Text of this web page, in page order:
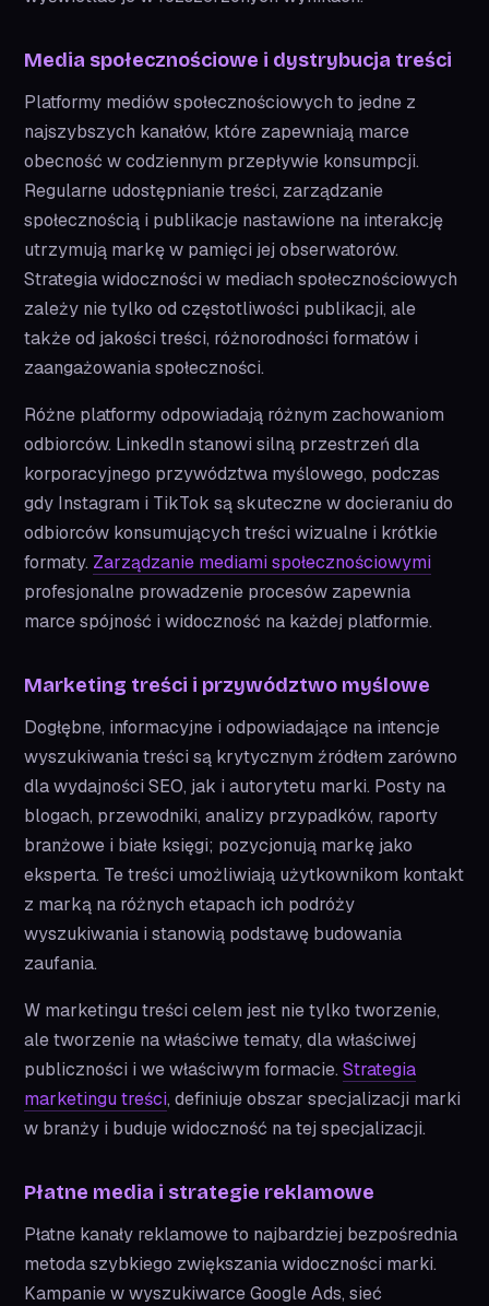
Media społecznościowe i dystrybucja treści
Platformy mediów społecznościowych to jedne z
najszybszych kanałów, które zapewniają marce
obecność w codziennym przepływie konsumpcji.
Regularne udostępnianie treści, zarządzanie
społecznością i publikacje nastawione na interakcję
utrzymują markę w pamięci jej obserwatorów.
Strategia widoczności w mediach społecznościowych
zależy nie tylko od częstotliwości publikacji, ale
także od jakości treści, różnorodności formatów i
zaangażowania społeczności.
Różne platformy odpowiadają różnym zachowaniom
odbiorców. LinkedIn stanowi silną przestrzeń dla
korporacyjnego przywództwa myślowego, podczas
gdy Instagram i TikTok są skuteczne w docieraniu do
odbiorców konsumujących treści wizualne i krótkie
formaty. Zarządzanie mediami społecznościowymi
profesjonalne prowadzenie procesów zapewnia
marce spójność i widoczność na każdej platformie.
Marketing treści i przywództwo myślowe
Dogłębne, informacyjne i odpowiadające na intencje
wyszukiwania treści są krytycznym źródłem zarówno
dla wydajności SEO, jak i autorytetu marki. Posty na
blogach, przewodniki, analizy przypadków, raporty
branżowe i białe księgi; pozycjonują markę jako
eksperta. Te treści umożliwiają użytkownikom kontakt
z marką na różnych etapach ich podróży
wyszukiwania i stanowią podstawę budowania
zaufania.
W marketingu treści celem jest nie tylko tworzenie,
ale tworzenie na właściwe tematy, dla właściwej
publiczności i we właściwym formacie. Strategia
marketingu treści, definiuje obszar specjalizacji marki
w branży i buduje widoczność na tej specjalizacji.
Płatne media i strategie reklamowe
Płatne kanały reklamowe to najbardziej bezpośrednia
metoda szybkiego zwiększania widoczności marki.
Kampanie w wyszukiwarce Google Ads, sieć